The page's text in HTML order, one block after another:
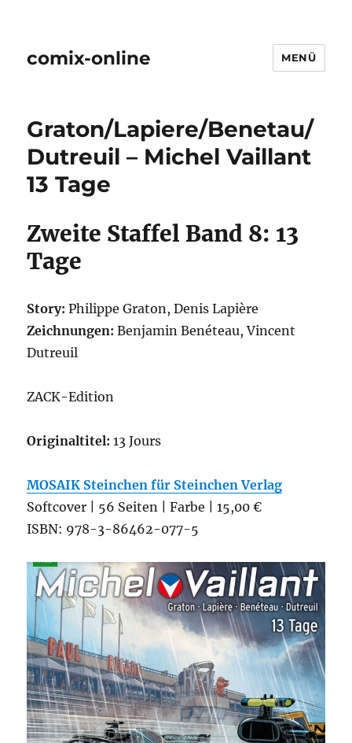
comix-online MENÜ
Graton/Lapiere/Benetau/
Dutreuil – Michel Vaillant
13 Tage
Zweite Staffel Band 8: 13
Tage
Story:Philippe Graton, Denis Lapière
Zeichnungen: Benjamin Benéteau, Vincent
Dutreuil
ZACK-Edition
Originaltitel: 13 Jours
MOSAIK Steinchen für Steinchen Verlag
Softcover | 56 Seiten | Farbe | 15,00 €
ISBN: 978-3-86462-077-5